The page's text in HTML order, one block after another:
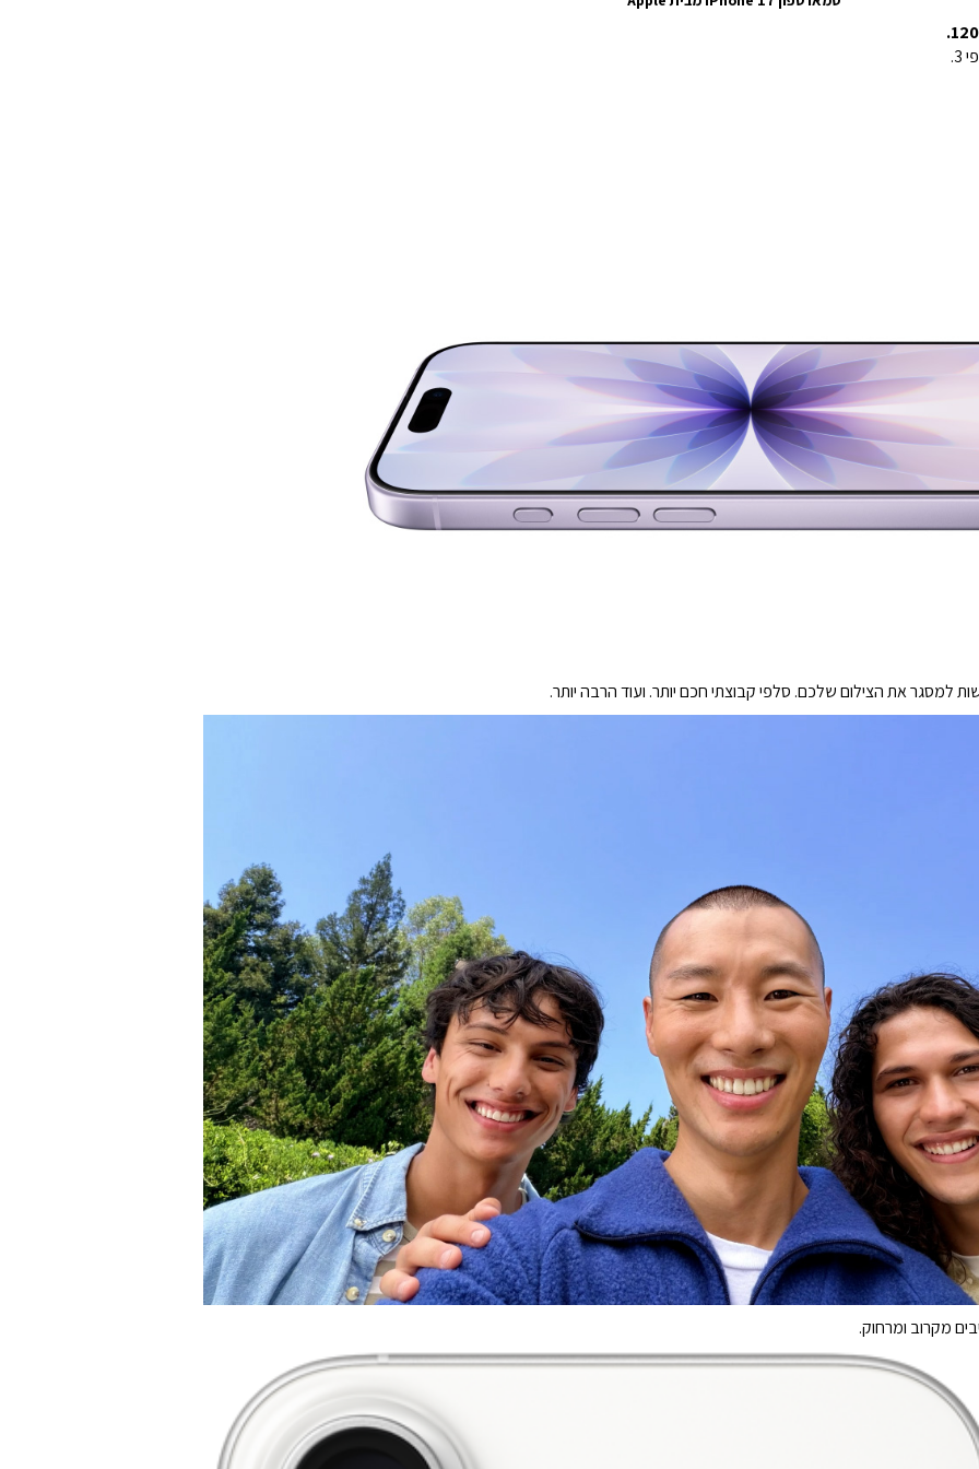
למסגר את הצילום שלכם. סלפי קבוצתי חכם יותר. ועוד הרבה יותר.
מקרוב ומרחוק.